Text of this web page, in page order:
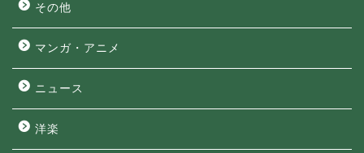
その他
マンガ・アニメ
ニュース
洋楽